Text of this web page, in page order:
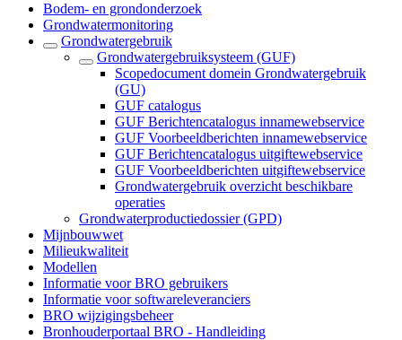
Bodem- en grondonderzoek
Grondwatermonitoring
Grondwatergebruik
Grondwatergebruiksysteem (GUF)
Scopedocument domein Grondwatergebruik
(GU)
GUF catalogus
GUF Berichtencatalogus innamewebservice
GUF Voorbeeldberichten innamewebservice
GUF Berichtencatalogus uitgiftewebservice
GUF Voorbeeldberichten uitgiftewebservice
Grondwatergebruik overzicht beschikbare
operaties
Grondwaterproductiedossier (GPD)
Mijnbouwwet
Milieukwaliteit
Modellen
Informatie voor BRO gebruikers
Informatie voor softwareleveranciers
BRO wijzigingsbeheer
Bronhouderportaal BRO - Handleiding